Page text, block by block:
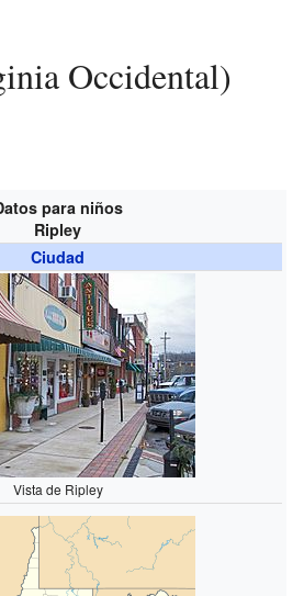
para niños
Ripley
Ciudad
Vista de Ripley